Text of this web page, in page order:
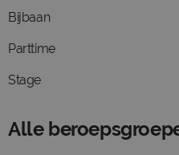
Bijbaan
Parttime
Stage
Alle